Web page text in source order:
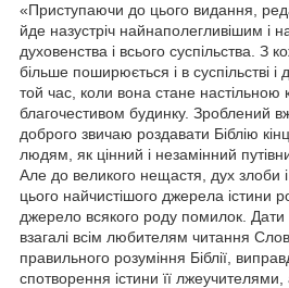
«Приступаючи до цього видання,
йде назустріч найнаполегливішим і
духовенства і всього суспільства. З
більше поширюється і в суспільстві і
той час, коли вона стане настільною
благочестивом будинку. Зроблений
доброго звичаю роздавати Біблію
людям, як цінний і незамінний
Але до великого нещастя, дух злоби і
цього найчистішого джерела істини
джерело всякого роду помилок. Дати
взагалі всім любителям читання
правильного розуміння Біблії,
спотворення істини її лжеучителями,